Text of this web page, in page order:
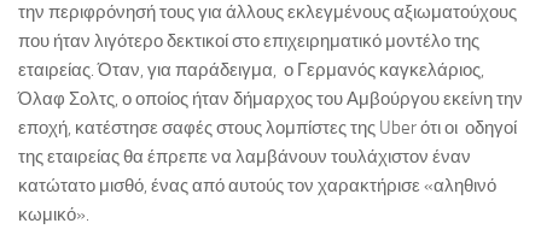
την περιφρόνησή τους για άλλους εκλεγμένους αξιωματούχους
που ήταν λιγότερο δεκτικοί στο επιχειρηματικό μοντέλο της
εταιρείας. Όταν, για παράδειγμα, ο Γερμανός καγκελάριος,
Όλαφ Σολτς, ο οποίος ήταν δήμαρχος του Αμβούργου εκείνη την
εποχή, κατέστησε σαφές στους λομπίστες της Uber ότι οι οδηγοί
της εταιρείας θα έπρεπε να λαμβάνουν τουλάχιστον έναν
κατώτατο μισθό, ένας από αυτούς τον χαρακτήρισε «αληθινό
κωμικό».